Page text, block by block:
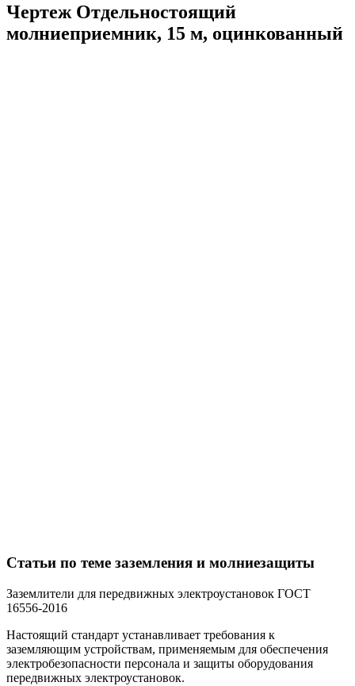
Чертеж Отдельностоящий
молниеприемник, 15 м, оцинкованный
Статьи по теме заземления и молниезащиты
Заземлители для передвижных электроустановок ГОСТ
16556-2016
Настоящий стандарт устанавливает требования к
заземляющим устройствам, применяемым для обеспечения
электробезопасности персонала и защиты оборудования
передвижных электроустановок.